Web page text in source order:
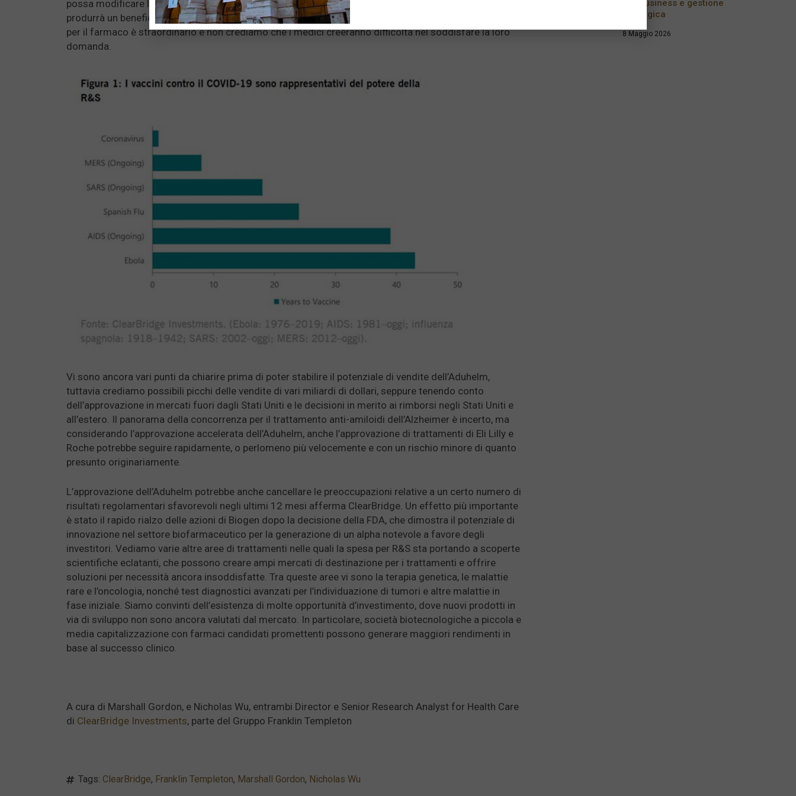
possa modificare la malattia, e sono sufficientemente convinti che la rimozione delle placche amiloidi
produrrà un beneficio cognitivo tale da far raccomandare l’Aduhelm ai pazienti. L’interesse dei pazienti
per il farmaco è straordinario e non crediamo che i medici creeranno difficoltà nel soddisfare la loro
domanda.
Vi sono ancora vari punti da chiarire prima di poter stabilire il potenziale di vendite dell’Aduhelm,
tuttavia crediamo possibili picchi delle vendite di vari miliardi di dollari, seppure tenendo conto
dell’approvazione in mercati fuori dagli Stati Uniti e le decisioni in merito ai rimborsi negli Stati Uniti e
all’estero. Il panorama della concorrenza per il trattamento anti-amiloidi dell’Alzheimer è incerto, ma
considerando l’approvazione accelerata dell’Aduhelm, anche l’approvazione di trattamenti di Eli Lilly e
Roche potrebbe seguire rapidamente, o perlomeno più velocemente e con un rischio minore di quanto
presunto originariamente.
L’approvazione dell’Aduhelm potrebbe anche cancellare le preoccupazioni relative a un certo numero di
risultati regolamentari sfavorevoli negli ultimi 12 mesi afferma ClearBridge. Un effetto più importante
è stato il rapido rialzo delle azioni di Biogen dopo la decisione della FDA, che dimostra il potenziale di
innovazione nel settore biofarmaceutico per la generazione di un alpha notevole a favore degli
investitori. Vediamo varie altre aree di trattamenti nelle quali la spesa per R&S sta portando a scoperte
scientifiche eclatanti, che possono creare ampi mercati di destinazione per i trattamenti e offrire
soluzioni per necessità ancora insoddisfatte. Tra queste aree vi sono la terapia genetica, le malattie
rare e l’oncologia, nonché test diagnostici avanzati per l’individuazione di tumori e altre malattie in
fase iniziale. Siamo convinti dell’esistenza di molte opportunità d’investimento, dove nuovi prodotti in
via di sviluppo non sono ancora valutati dal mercato. In particolare, società biotecnologiche a piccola e
media capitalizzazione con farmaci candidati promettenti possono generare maggiori rendimenti in
base al successo clinico.
A cura di Marshall Gordon, e Nicholas Wu, entrambi Director e Senior Research Analyst for Health Care
di ClearBridge Investments, parte del Gruppo Franklin Templeton
Tags: ClearBridge, Franklin Templeton, Marshall Gordon, Nicholas Wu
agribusiness e gestione
strategica
8 Maggio 2026